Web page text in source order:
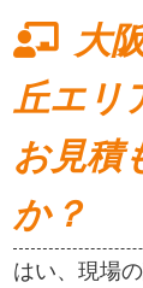
大
丘エリ
お見積
か？
はい、現場